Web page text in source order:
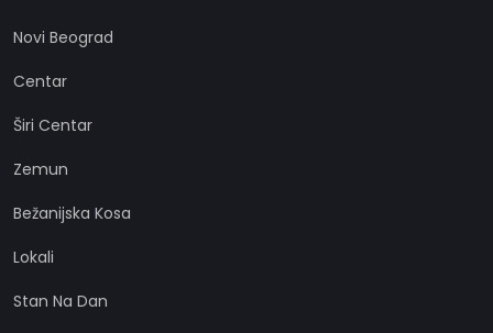
Novi Beograd
Centar
Širi Centar
Zemun
Bežanijska Kosa
Lokali
Stan Na Dan